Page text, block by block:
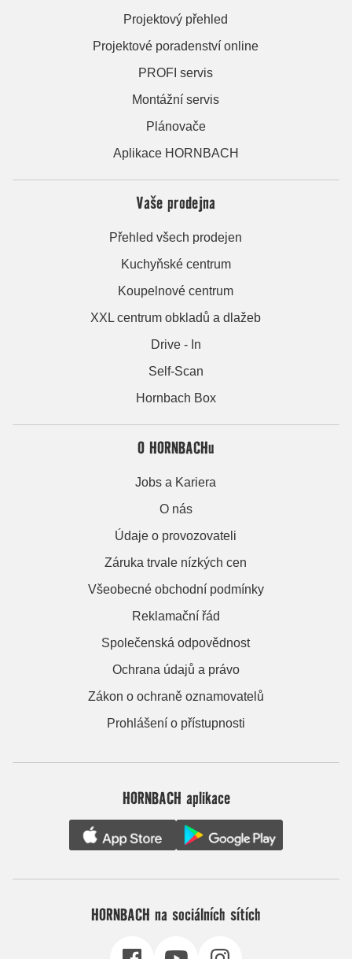
Projektový přehled
Projektové poradenství online
PROFI servis
Montážní servis
Plánovače
Aplikace HORNBACH
Vaše prodejna
Přehled všech prodejen
Kuchyňské centrum
Koupelnové centrum
XXL centrum obkladů a dlažeb
Drive - In
Self-Scan
Hornbach Box
O HORNBACHu
Jobs a Kariera
O nás
Údaje o provozovateli
Záruka trvale nízkých cen
Všeobecné obchodní podmínky
Reklamační řád
Společenská odpovědnost
Ochrana údajů a právo
Zákon o ochraně oznamovatelů
Prohlášení o přístupnosti
HORNBACH aplikace
HORNBACH na sociálních sítích